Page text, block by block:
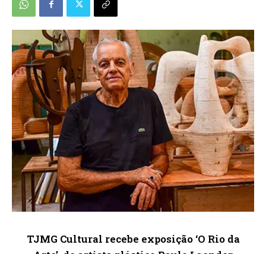
TJMG Cultural recebe exposição ‘O Rio da